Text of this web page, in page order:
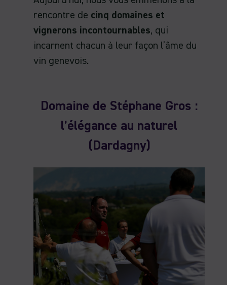
rencontre de cinq domaines et
vignerons incontournables, qui
incarnent chacun à leur façon l’âme du
vin genevois.
Domaine de Stéphane Gros :
l’élégance au naturel
(Dardagny)